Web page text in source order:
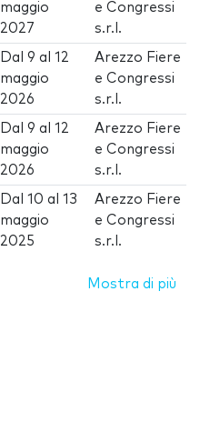
maggio
2027
e Congressi
s.r.l.
Dal9 al12
maggio
2026
Arezzo Fiere
e Congressi
s.r.l.
Dal9 al12
maggio
2026
Arezzo Fiere
e Congressi
s.r.l.
Dal10 al13
maggio
2025
Arezzo Fiere
e Congressi
s.r.l.
Mostra di più